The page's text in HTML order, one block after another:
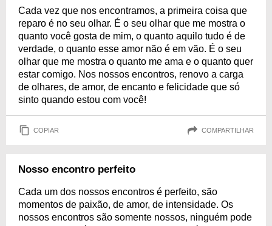
Cada vez que nos encontramos, a primeira coisa que
reparo é no seu olhar. É o seu olhar que me mostra o
quanto você gosta de mim, o quanto aquilo tudo é de
verdade, o quanto esse amor não é em vão. É o seu
olhar que me mostra o quanto me ama e o quanto quer
estar comigo. Nos nossos encontros, renovo a carga
de olhares, de amor, de encanto e felicidade que só
sinto quando estou com você!
COPIAR COMPARTILHAR
Nosso encontro perfeito
Cada um dos nossos encontros é perfeito, são
momentos de paixão, de amor, de intensidade. Os
nossos encontros são somente nossos, ninguém pode